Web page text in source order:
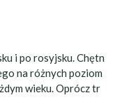
i po rosyjsku. Chętn
na różnych poziom
wieku. Oprócz tr